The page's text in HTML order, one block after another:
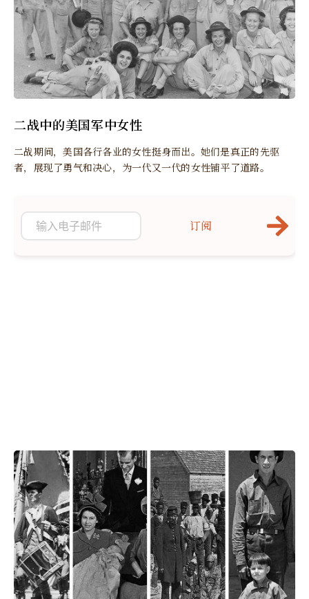
二战中的美国军中女性
二战期间，美国各行各业的女性挺身而出。她们是真正的先驱
者，展现了勇气和决心，为一代又一代的女性铺平了道路。
订阅